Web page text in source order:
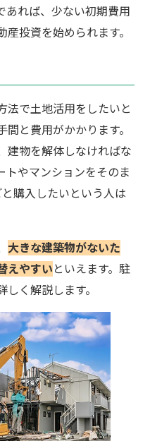
あれば、少ない初期費用
投資を始められます。
法で土地活用をしたいと
と費用がかかります。
建物を解体しなければな
トやマンションをそのま
購入したいという人は
大きな建築物がないた
えやすいといえます。駐
く解説します。